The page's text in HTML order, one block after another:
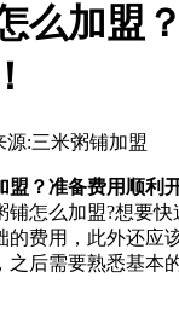
么加盟
源:三米粥铺加盟
盟？准备费用顺利
怎么加盟?想要快
的费用，此外还应
之后需要熟悉基本